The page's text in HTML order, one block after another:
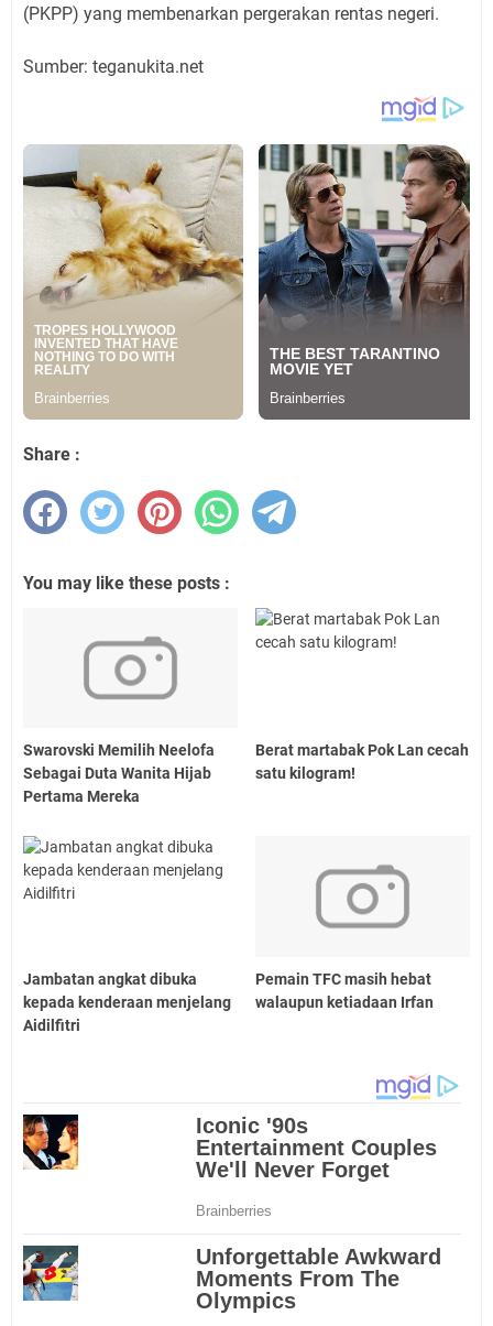
(PKPP) yang membenarkan pergerakan rentas negeri.
Sumber: teganukita.net
Share :
You may like these posts :
Swarovski Memilih Neelofa
Sebagai Duta Wanita Hijab
Pertama Mereka
Berat martabak Pok Lan cecah
satu kilogram!
Jambatan angkat dibuka
kepada kenderaan menjelang
Aidilfitri
Pemain TFC masih hebat
walaupun ketiadaan Irfan